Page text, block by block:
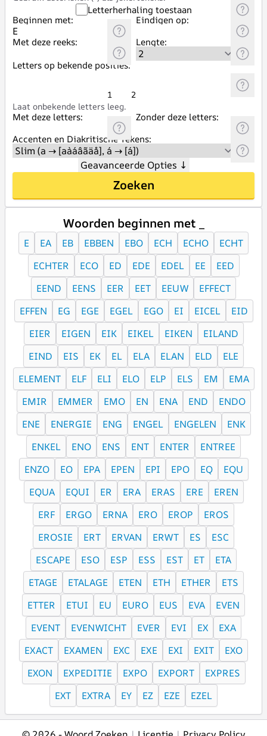
Letterherhaling toestaan
Beginnen met:
Eindigen op:
Met deze reeks:
Lengte:
Letters op bekende posities:
1
2
Laat onbekende letters leeg.
Met deze letters:
Zonder deze letters:
Accenten en Diakritische Tekens:
Geavanceerde Opties ↓
Zoeken
Woorden beginnen met _
E EA EB EBBEN EBO ECH ECHO
ECHT
ECHTER
ECO ED EDE EDEL EE
EED
EEND
EENS EER EET EEUW
EFFECT
EFFEN
EG EGE EGEL EGO EI EICEL
EID
EIER
EIGEN EIK EIKEL EIKEN
EILAND
EIND
EIS EK EL ELA ELAN ELD
ELE
ELEMENT
ELF ELI ELO ELP ELS EM
EMA
EMIR
EMMER EMO EN ENA END
ENDO
ENE
ENERGIE ENG ENGEL ENGELEN
ENK
ENKEL
ENO ENS ENT ENTER
ENTREE
ENZO
EO EPA EPEN EPI EPO EQ
EQU
EQUA
EQUI ER ERA ERAS ERE
EREN
ERF
ERGO ERNA ERO EROP
EROS
EROSIE
ERT ERVAN ERWT ES
ESC
ESCAPE
ESO ESP ESS EST ET
ETA
ETAGE
ETALAGE ETEN ETH ETHER
ETS
ETTER
ETUI EU EURO EUS EVA
EVEN
EVENT
EVENWICHT EVER EVI EX
EXA
EXACT
EXAMEN EXC EXE EXI EXIT
EXO
EXON
EXPEDITIE EXPO EXPORT
EXPRES
EXT
EXTRA EY EZ EZE EZEL